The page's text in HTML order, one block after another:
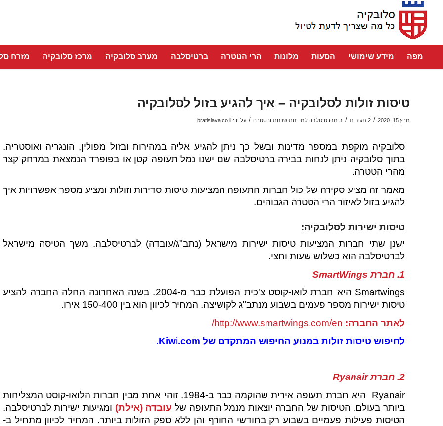
מפה מידע שימושי הסעות מלונות הרי הטטרה ברטיסלבה מערב סלובקיה מרכז סלובקיה מזרח
טיסות זולות לסלובקיה – איך להגיע בזול לסלובקיה
מרץ 15, 2020 / 2 תגובות / ב מברטיסלבה למדינות שכנות והטטרה / על ידי bratislava.co.il
סלובקיה מוקפת במספר מדינות ובשל כך ניתן להגיע אליה במהירות ובזול מפולין, הונגריה ואוסטריה.
בתוך סלובקיה ניתן לנחות בבירהברטיסלבה שם ישנו נמל תעופה קטן או בפופרד הנמצאת במרחק קצר
מהרי הטטרה.
מאמר זה מציע סקירה של כול חברות התעופה המציעות טיסות סדירות וזולות ומציע מספר אפשרויות איך
להגיע בזול לאיזור הרי הטטרה הגבוהים.
טיסות ישירות לסלובקיה:
ישנן שתי חברות המציעות טיסות ישירות מישראל (נתב"ג/עובדה) לברטיסלבה. משך הטיסה מישראל
לברטיסלבה הוא כשלוש שעות וחצי.
1. חברת
SmartWings
Smartwings היא חברת לואו-קוסט צ'כית הפועלת כבר מ-2004. בשנה האחרונה החלה החברה להציע
טיסות ישירות מספר פעמים בשבוע מנתב"ג לקושיצה. המחיר לכיוון הוא בין 150-400 אירו.
לאתר החברה: http://www.smartwings.com/en/
לחיפוש טיסות זולות במנוע החיפוש המתקדם של Kiwi.com.
2. חברת
Ryanair
Ryanair היא חברת תעופה אירית שהוקמה כבר ב-1984. זוהי אחת מבין חברות הלואו-קוסט המצליחות
ביותר בעולם. הטיסות של החברה יוצאות מנמל התעופה של עובדה (אילת) ומגיעות ישירות לברטיסלבה.
הטיסות פעילות פעמיים בשבוע רק בחודשי החורף והן ללא ספק הזולות ביותר. המחיר לכיוון מתחיל ב-